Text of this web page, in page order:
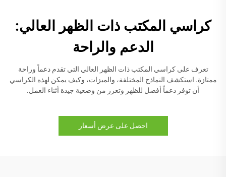
كراسي المكتب ذات الظهر العالي:
الدعم والراحة
تعرف على كراسي المكتب ذات الظهر العالي التي تقدم دعماً وراحة
ممتازة. استكشف النماذج المختلفة، والميزات، وكيف يمكن لهذه الكراسي
أن توفر دعماً أفضل للظهر وتعزز من وضعية جيدة أثناء العمل.
احصل على عرض أسعار